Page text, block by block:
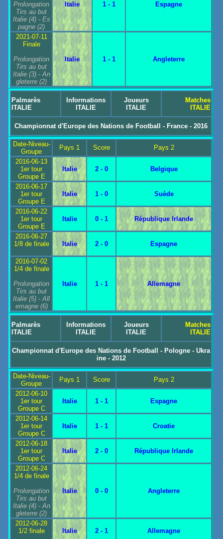
Prolongation
Tirs au but
Italie(4) - Es
pagne (2)
Italie 1 - 1 Espagne
2021-07-11
Finale
Prolongation
Tirs au but
Italie(3) -An
gleterre (2)
Italie 1 - 1 Angleterre
Palmarès
ITALIE
Informations
ITALIE
Joueurs
ITALIE
Matches
ITALIE
Championnat d'Europe des Nations de Football - France - 2016
Date-Niveau-
Groupe
Pays 1 Score
Pays 2
2016-06-13
1er tour
Groupe E
Italie 2 - 0 Belgique
2016-06-17
1er tour
Groupe E
Italie 1 - 0 Suède
2016-06-22
1er tour
Groupe E
Italie 0 - 1 République Irlande
2016-06-27
1/8 de finale
Italie 2 - 0 Espagne
2016-07-02
1/4 de finale
Prolongation
Tirs au but
Italie (5) -All
emagne(6)
Italie 1 - 1 Allemagne
Palmarès
ITALIE
Informations
ITALIE
Joueurs
ITALIE
Matches
ITALIE
Championnat d'Europe des Nations de Football - Pologne - Ukra
ine - 2012
Date-Niveau-
Groupe
Pays 1 Score
Pays 2
2012-06-10
1er tour
Groupe C
Italie 1 - 1 Espagne
2012-06-14
1er tour
Groupe C
Italie 1 - 1 Croatie
2012-06-18
1er tour
Groupe C
Italie 2 - 0 République Irlande
2012-06-24
1/4 de finale
Prolongation
Tirs au but
Italie(4) -An
gleterre (2)
Italie 0 - 0 Angleterre
2012-06-28
1/2 finale
Italie 2 - 1 Allemagne